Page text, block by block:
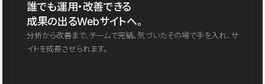
誰でも運用・改善できる
成果の出るWebサイトへ。
分析から改善まで、チームで完結。気づいたその場で手を入れ、サ
イトを成長させられます。